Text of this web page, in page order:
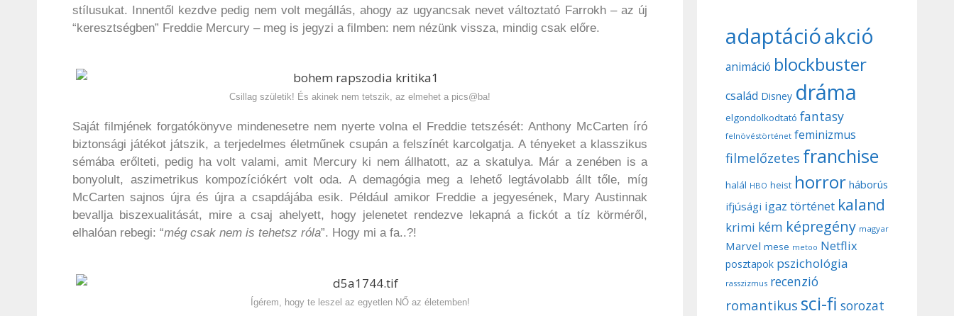
stílusukat. Innentől kezdve pedig nem volt megállás, ahogy az ugyancsak nevet változtató Farrokh – az új
“keresztségben” Freddie Mercury – meg is jegyzi a filmben: nem nézünk vissza, mindig csak előre.
Csillag születik! És akinek nem tetszik, az elmehet a pics@ba!
Saját filmjének forgatókönyve mindenesetre nem nyerte volna el Freddie tetszését: Anthony McCarten író
biztonsági játékot játszik, a terjedelmes életműnek csupán a felszínét karcolgatja. A tényeket a klasszikus
sémába erőlteti, pedig ha volt valami, amit Mercury ki nem állhatott, az a skatulya. Már a zenében is a
bonyolult, aszimetrikus kompozíciókért volt oda. A demagógia meg a lehető legtávolabb állt tőle, míg
McCarten sajnos újra és újra a csapdájába esik. Például amikor Freddie a jegyesének, Mary Austinnak
bevallja biszexualitását, mire a csaj ahelyett, hogy jelenetet rendezve lekapná a fickót a tíz körméről,
elhalóan rebegi: “még csak nem is tehetsz róla”. Hogy mi a fa..?!
Ígérem, hogy te leszel az egyetlen NŐ az életemben!
adaptációakció
animáció blockbuster
család Disney dráma
elgondolkodtató fantasy
felnövéstörténet feminizmus
filmelőzetes franchise
halál HBO heist horror háborús
ifjúsági igaz történet kaland
krimi kém képregény magyar
Marvel mese metoo Netflix
posztapok pszichológia
rasszizmus recenzió
romantikus sci-fi sorozat